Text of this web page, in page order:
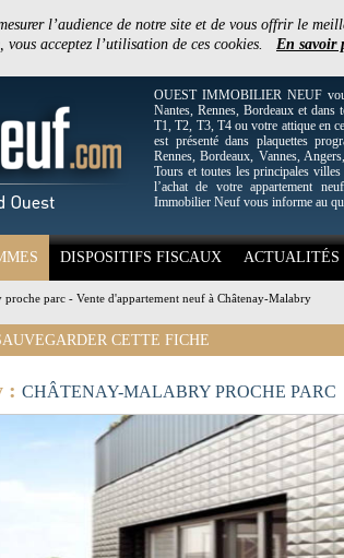
l’audience de notre site et de vous offrir le
acceptez l’utilisation de ces cookies. En savoir
OUEST IMMOBILIER NEUF
Nantes, Rennes, Bordeaux et
T1, T2, T3, T4 ou votre attique en
est présenté dans plaquettes
Rennes, Bordeaux, Vannes,
Tours et toutes les principales
l’achat de votre appartement
Immobilier Neuf vous informe au
DISPOSITIFS FISCAUX ACTUALITÉS
proche parc - Vente d'appartement neuf à Châtenay-Malabry
CETTE FICHE
: CHÂTENAY-MALABRY PROCHE PARC